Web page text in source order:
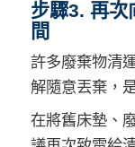
步驟3. 再次
間
許多廢棄物清
解隨意丟棄，
在將舊床墊、